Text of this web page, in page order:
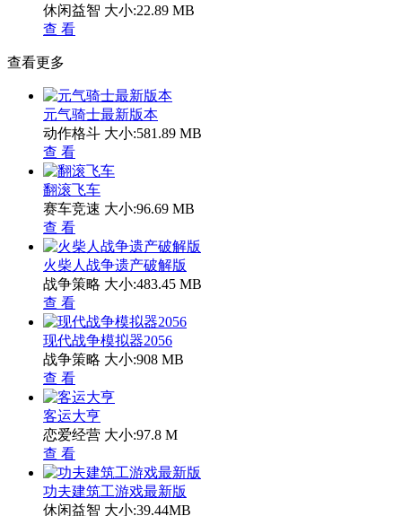
休闲益智 大小:22.89 MB
查 看
查看更多
元气骑士最新版本
动作格斗 大小:581.89 MB
查 看
翻滚飞车
赛车竞速 大小:96.69 MB
查 看
火柴人战争遗产破解版
战争策略 大小:483.45 MB
查 看
现代战争模拟器2056
战争策略 大小:908 MB
查 看
客运大亨
恋爱经营 大小:97.8 M
查 看
功夫建筑工游戏最新版
休闲益智 大小:39.44MB